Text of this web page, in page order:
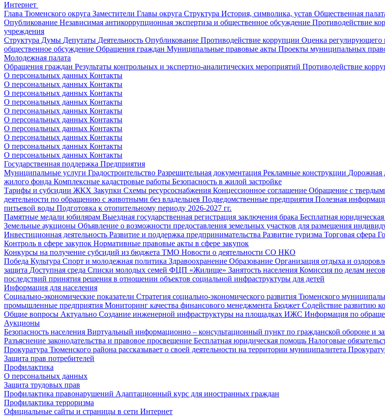
Интернет
Глава Тюменского округа Заместители Главы округа Структура История, символика, устав Общественная
Опубликование Независимая антикоррупционная экспертиза и общественное обсуждение Противодействие
учреждения
Структура Думы Депутаты Деятельность Опубликование Противодействие коррупции Оценка
общественное обсуждение Обращения граждан Муниципальные правовые акты Проекты муниципальных
Молодежная палата
Обращения граждан Результаты контрольных и экспертно-аналитических мероприятий Противодействие
О персональных данных Контакты
О персональных данных Контакты
О персональных данных Контакты
О персональных данных Контакты
О персональных данных Контакты
О персональных данных Контакты
О персональных данных Контакты
О персональных данных Контакты
О персональных данных Контакты
О персональных данных Контакты
Государственная поддержка Предприятия
Муниципальные услуги Градостроительство Разрешительная документация Рекламные конструкции Дорожная
жилого фонда Комплексные кадастровые работы Безопасность в жилой застройке
Тарифы и субсидии ЖКХ Закупки Схемы ресурсоснабжения Концессионное соглашение Обращение с
деятельности по обращению с животными без владельцев Подведомственные предприятия Полезная
питьевой воды Подготовка к отопительному периоду 2026-2027 гг.
Памятные медали юбилярам Выездная государственная регистрация заключения брака Бесплатная
Земельные аукционы Объявление о возможности предоставления земельных участков для размещения
Инвестиционная деятельность Развитие и поддержка предпринимательства Развитие туризма Торговая сфера
Контроль в сфере закупок Нормативные правовые акты в сфере закупок
Конкурсы на получение субсидий из бюджета ТМО Новости о деятельности СО НКО
Победа Культура Спорт и молодежная политика Здравоохранение Образование Организация отдыха и
защита Доступная среда Списки молодых семей ФЦП «Жилище» Занятость населения Комиссия по делам
последствий принятия решения в отношении объектов социальной инфраструктуры для детей
Информация для населения
Социально-экономические показатели Стратегия социально-экономического развития Тюменского
промышленные предприятия Мониторинг качества финансового менеджмента Бюджет Содействие развитию
Общие вопросы Актуально Создание инженерной инфраструктуры на площадках ИЖС Информация по
Аукционы
Безопасность населения Виртуальный информационно – консультационный пункт по гражданской обороне и
Разъяснение законодательства и правовое просвещение Бесплатная юридическая помощь Налоговые
Прокуратура Тюменского района рассказывает о своей деятельности на территории муниципалитета
Защита прав потребителей
Профилактика
О персональных данных
Защита трудовых прав
Профилактика правонарушений Адаптационный курс для иностранных граждан
Профилактика терроризма
Официальные сайты и страницы в сети Интернет